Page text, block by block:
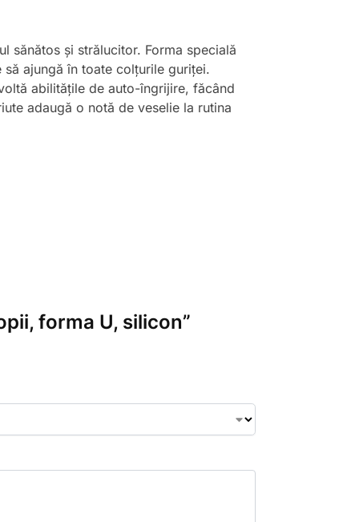
sănătos și strălucitor. Forma specială
ajungă în toate colțurile guriței.
abilitățile de auto-îngrijire, făcând
adaugă o notă de veselie la rutina
forma U, silicon”